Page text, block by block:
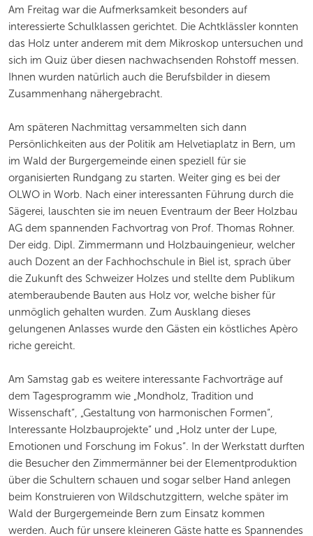
Am Freitag war die Aufmerksamkeit besonders auf
interessierte Schulklassen gerichtet. Die Achtklässler konnten
das Holz unter anderem mit dem Mikroskop untersuchen und
sich im Quiz über diesen nachwachsenden Rohstoff messen.
Ihnen wurden natürlich auch die Berufsbilder in diesem
Zusammenhang nähergebracht.
Am späteren Nachmittag versammelten sich dann
Persönlichkeiten aus der Politik am Helvetiaplatz in Bern, um
im Wald der Burgergemeinde einen speziell für sie
organisierten Rundgang zu starten. Weiter ging es bei der
OLWO in Worb. Nach einer interessanten Führung durch die
Sägerei, lauschten sie im neuen Eventraum der Beer Holzbau
AG dem spannenden Fachvortrag von Prof. Thomas Rohner.
Der eidg. Dipl. Zimmermann und Holzbauingenieur, welcher
auch Dozent an der Fachhochschule in Biel ist, sprach über
die Zukunft des Schweizer Holzes und stellte dem Publikum
atemberaubende Bauten aus Holz vor, welche bisher für
unmöglich gehalten wurden. Zum Ausklang dieses
gelungenen Anlasses wurde den Gästen ein köstliches Apèro
riche gereicht.
Am Samstag gab es weitere interessante Fachvorträge auf
dem Tagesprogramm wie „Mondholz, Tradition und
Wissenschaft“, „Gestaltung von harmonischen Formen“,
Interessante Holzbauprojekte“ und „Holz unter der Lupe,
Emotionen und Forschung im Fokus“. In der Werkstatt durften
die Besucher den Zimmermänner bei der Elementproduktion
über die Schultern schauen und sogar selber Hand anlegen
beim Konstruieren von Wildschutzgittern, welche später im
Wald der Burgergemeinde Bern zum Einsatz kommen
werden. Auch für unsere kleineren Gäste hatte es Spannendes